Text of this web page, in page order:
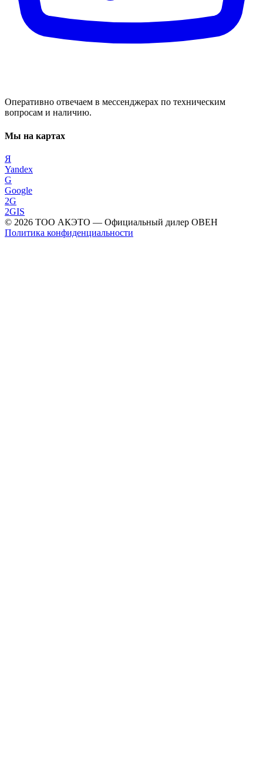
Оперативно отвечаем в мессенджерах по техническим
вопросам и наличию.
Мы на картах
Я
Yandex
G
Google
2G
2GIS
© 2026 ТОО АКЭТО — Официальный дилер ОВЕН
Политика конфиденциальности